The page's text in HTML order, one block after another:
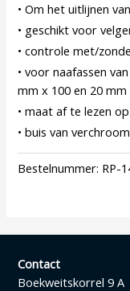
• Om het uitlijnen
• geschikt voor
• controle met/
• voor naafassen
mm x 100 en 20 mm
• maat af te lezen
• buis van
Bestelnummer: RP-
Contact
Boekweitskorrel 9 A